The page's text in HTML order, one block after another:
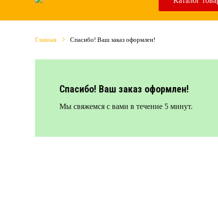
Главная Спасибо! Ваш заказ оформлен!
Спасибо! Ваш заказ оформлен!
Мы свяжемся с вами в течение 5 минут.